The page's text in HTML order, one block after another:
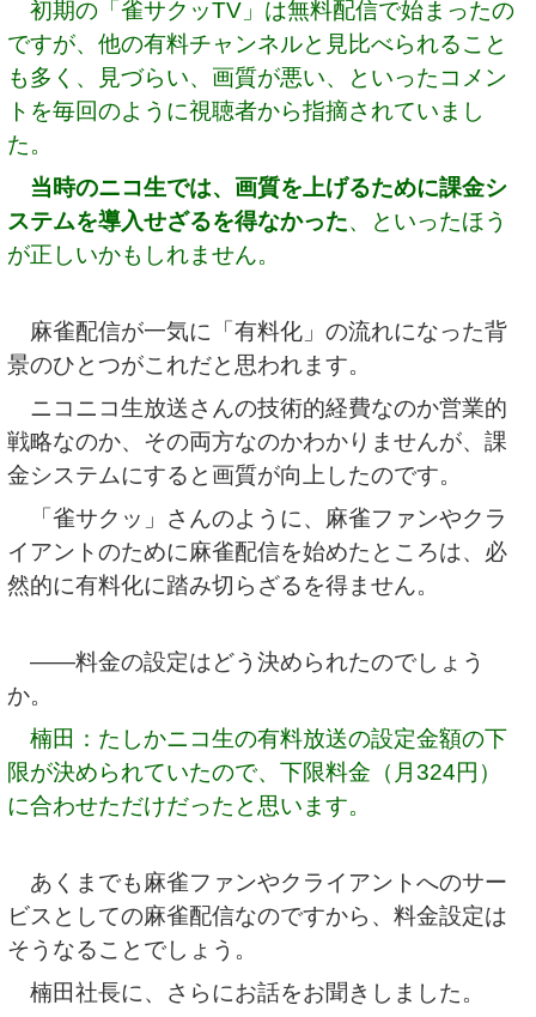
初期の「雀サクッTV」は無料配信で始まったの
ですが、他の有料チャンネルと見比べられること
も多く、見づらい、画質が悪い、といったコメン
トを毎回のように視聴者から指摘されていまし
た。
当時のニコ生では、画質を上げるために課金シ
ステムを導入せざるを得なかった、といったほう
が正しいかもしれません。
麻雀配信が一気に「有料化」の流れになった背
景のひとつがこれだと思われます。
ニコニコ生放送さんの技術的経費なのか営業的
戦略なのか、その両方なのかわかりませんが、課
金システムにすると画質が向上したのです。
「雀サクッ」さんのように、麻雀ファンやクラ
イアントのために麻雀配信を始めたところは、必
然的に有料化に踏み切らざるを得ません。
――料金の設定はどう決められたのでしょう
か。
楠田：たしかニコ生の有料放送の設定金額の下
限が決められていたので、下限料金（月324円）
に合わせただけだったと思います。
あくまでも麻雀ファンやクライアントへのサー
ビスとしての麻雀配信なのですから、料金設定は
そうなることでしょう。
楠田社長に、さらにお話をお聞きしました。